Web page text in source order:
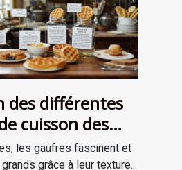
des différentes
cuisson des
les âges
les gaufres fascinent et
grâce à leur texture...